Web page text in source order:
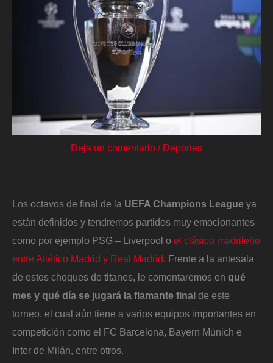
Deja un comentario / Deportes
Los octavos de final de la UEFA Champions League ya
están definidos y tendremos partidos muy emocionantes
como por ejemplo PSG – Liverpool o el clásico madrileño
entre Atlético Madrid y Real Madrid. Frente a la antesala
de estos choques de titanes, le comentaremos en qué
mes y qué día se jugará la flamante final de este
torneo, el cual aún tiene a varios equipos importantes en
competición como el FC Barcelona, Bayern Múnich e
Inter de Milán, entre otros.